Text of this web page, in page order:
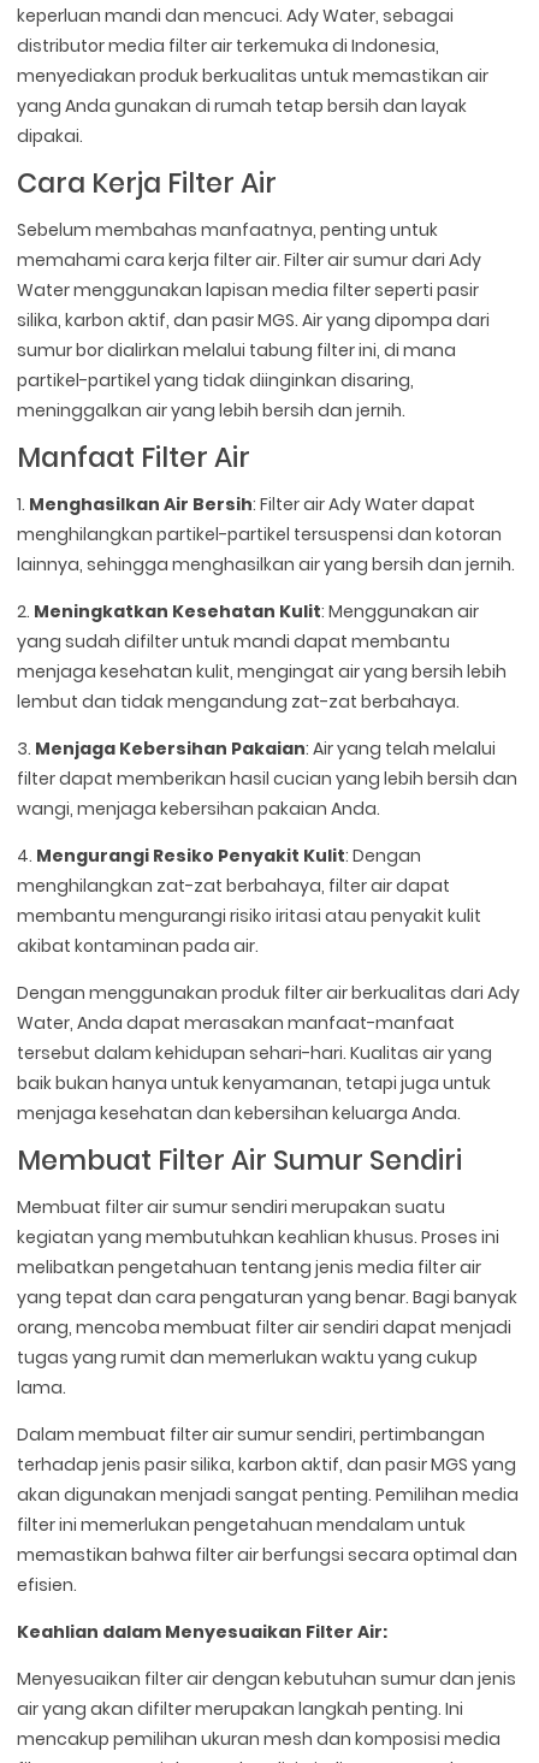
keperluan mandi dan mencuci. Ady Water, sebagai
distributor media filter air terkemuka di Indonesia,
menyediakan produk berkualitas untuk memastikan air
yang Anda gunakan di rumah tetap bersih dan layak
dipakai.
Cara Kerja Filter Air
Sebelum membahas manfaatnya, penting untuk
memahami cara kerja filter air. Filter air sumur dari Ady
Water menggunakan lapisan media filter seperti pasir
silika, karbon aktif, dan pasir MGS. Air yang dipompa dari
sumur bor dialirkan melalui tabung filter ini, di mana
partikel-partikel yang tidak diinginkan disaring,
meninggalkan air yang lebih bersih dan jernih.
Manfaat Filter Air
1. Menghasilkan Air Bersih: Filter air Ady Water dapat
menghilangkan partikel-partikel tersuspensi dan kotoran
lainnya, sehingga menghasilkan air yang bersih dan jernih.
2. Meningkatkan Kesehatan Kulit: Menggunakan air
yang sudah difilter untuk mandi dapat membantu
menjaga kesehatan kulit, mengingat air yang bersih lebih
lembut dan tidak mengandung zat-zat berbahaya.
3. Menjaga Kebersihan Pakaian: Air yang telah melalui
filter dapat memberikan hasil cucian yang lebih bersih dan
wangi, menjaga kebersihan pakaian Anda.
4. Mengurangi Resiko Penyakit Kulit: Dengan
menghilangkan zat-zat berbahaya, filter air dapat
membantu mengurangi risiko iritasi atau penyakit kulit
akibat kontaminan pada air.
Dengan menggunakan produk filter air berkualitas dari Ady
Water, Anda dapat merasakan manfaat-manfaat
tersebut dalam kehidupan sehari-hari. Kualitas air yang
baik bukan hanya untuk kenyamanan, tetapi juga untuk
menjaga kesehatan dan kebersihan keluarga Anda.
Membuat Filter Air Sumur Sendiri
Membuat filter air sumur sendiri merupakan suatu
kegiatan yang membutuhkan keahlian khusus. Proses ini
melibatkan pengetahuan tentang jenis media filter air
yang tepat dan cara pengaturan yang benar. Bagi banyak
orang, mencoba membuat filter air sendiri dapat menjadi
tugas yang rumit dan memerlukan waktu yang cukup
lama.
Dalam membuat filter air sumur sendiri, pertimbangan
terhadap jenis pasir silika, karbon aktif, dan pasir MGS yang
akan digunakan menjadi sangat penting. Pemilihan media
filter ini memerlukan pengetahuan mendalam untuk
memastikan bahwa filter air berfungsi secara optimal dan
efisien.
Keahlian dalam Menyesuaikan Filter Air:
Menyesuaikan filter air dengan kebutuhan sumur dan jenis
air yang akan difilter merupakan langkah penting. Ini
mencakup pemilihan ukuran mesh dan komposisi media